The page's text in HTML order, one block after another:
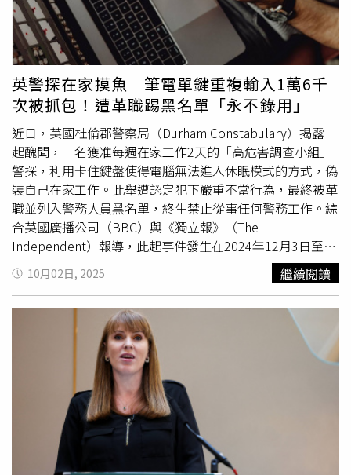
攀升至3,085,497戶，較2023年的2,955,658戶顯著增加。
BBC發言人回應表示，這種缺勤情況大致反映全國趨勢，但
強調員工福祉始終是機構核心關切，並稱已推出各類支持方
案幫助員工。但公共部門與私人部門之間的差距仍顯而易
見。ONS統計顯示，2024年公共部門員工病假缺勤比例為
2.9%，遠高於私人部門的1.8%。外界認為，這部分原因在
於公共部門員工請病假時通常能獲得帶薪保障，而私人企業
較少提供同等待遇。納稅人聯盟（TaxPayers' Alliance）執
行長奧康奈爾（John O'Connell）直言，納稅人對持續承擔
這種「失衡成本」已感到不耐。他批評這反映公共部門管理
鬆散、缺乏問責，呼籲政府加強監督，確保公共資金不再被
過度消耗。與此同時，福利開支也在不斷增加。ONS數據顯
示，自疫情以來，與疾病與殘疾相關的社會福利成本激增
200億英鎊，並預估到2029-30年度將達1,000億英鎊，高於
2023-24年的650億英鎊。這股財政壓力引發英國政壇劇烈
爭論。工黨（Labour）政府曾試圖削減全國福利支出50億
英鎊，卻導致內部嚴重分歧。今年7月，政府僅以75票的些
微差距勉強通過相關法案，並在最後一刻對黨內反對派作出
讓步，才避免計畫全面流產。英國首相施凱爾（Sir Keir
Starmer）因接連在政策上退縮而受批評。從撤回取消退休
人士冬季燃料補助的決策，到修改通用福利（Universal
Credit）及個人獨立支付（Personal Independence
Payment, PIP）的改革方向，施凱爾領導威信遭削弱。在福
利辯論的另一端，年輕人失業問題浮上檯面。財相里夫斯
英警探在家摸魚 筆電單鍵重複輸入1萬6千
次被抓包！遭革職踢黑名單「永不錄用」
近日，英國杜倫郡警察局（Durham Constabulary）揭露一
起醜聞，一名獲准每週在家工作2天的「高危害調查小組」
警探，利用卡住鍵盤使得電腦無法進入休眠模式的方式，偽
裝自己在家工作。此舉遭認定犯下嚴重不當行為，最終被革
職並列入警務人員黑名單，終生禁止從事任何警務工作。綜
合英國廣播公司（BBC）與《獨立報》（The
Independent）報導，此起事件發生在2024年12月3日至
2025年1月13日期間。隸屬於東北區域有組織犯罪單位
（North East Regional Organised Crime Unit,NEROCU）
的高危害調查小組成員、負責調查重大犯罪案件的警探尼
爾‧瑟本（Niall Thubron）涉嫌在其被允許每週在家工作2
天的期間內，共38次使用鍵盤卡鍵技術，試圖欺騙上司，讓
其誤以為他在工作。根據杜倫郡警方提供的數據，瑟本的筆
記型電腦記錄顯示，他在2024年12月3日曾於10：28至
11：56之間，反覆按壓「H」鍵約30次；而在另一次事件
中，他的電腦在90分鐘內記錄到「I」鍵被按壓超過16000
次。調查發現，他在總計85小時的登錄時間中，有45小時
使用這種手法，且經常有超過半天的時間不在自己的電腦
10月02日, 2025 繼續閱讀